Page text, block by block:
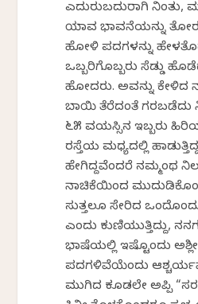
ಎದುರುಬದುರಾಗಿ ನಿಂತು,
ಯಾವ ಭಾವನೆಯನ್ನು
ಹೋಳಿ ಪದಗಳನ್ನು
ಒಬ್ಬರಿಗೊಬ್ಬರು ಸೆಡ್ಡು
ಹೋದರು. ಅವನ್ನು ಕೇಳಿದ
ಬಾಯಿ ತೆರೆದಂತೆ ಗರಬಡೆದು
೬೫ ವಯಸ್ಸಿನ ಇಬ್ಬರು
ರಸ್ತೆಯ ಮಧ್ಯದಲ್ಲಿ
ಹೇಗಿದ್ದವೆಂದರೆ ನಮ್ಮಂಥ
ನಾಚಿಕೆಯಿಂದ
ಸುತ್ತಲೂ ಸೇರಿದ
ಎಂದು ಕುಣಿಯುತ್ತಿದ್ದು,
ಭಾಷೆಯಲ್ಲಿ ಇಷ್ಟೊಂದು
ಪದಗಳಿವೆಯೆಂದು
ಮುಗಿದ ಕೂಡಲೇ ಅಪ್ಪಿ